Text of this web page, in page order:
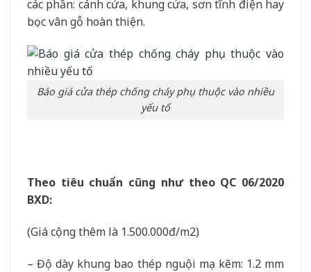
các phần: cánh cửa, khung cửa, sơn tĩnh điện hay
bọc vân gỗ hoàn thiện.
Báo giá cửa thép chống cháy phụ thuộc vào nhiều
yếu tố
Theo tiêu chuẩn cũng như theo QC 06/2020
BXD:
(Giá cộng thêm là 1.500.000đ/m2)
– Độ dày khung bao thép nguội mạ kẽm: 1.2 mm